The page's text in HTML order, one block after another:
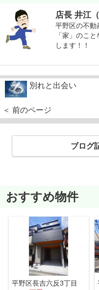
店長 井江（
平野区の不動
「家」のこ
します！！
別れと出会い
＜ 前のページ
ブログ
おすすめ物件
平野区長吉六反3丁目